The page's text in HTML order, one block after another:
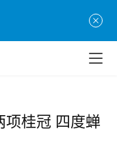
项桂冠 四度蝉